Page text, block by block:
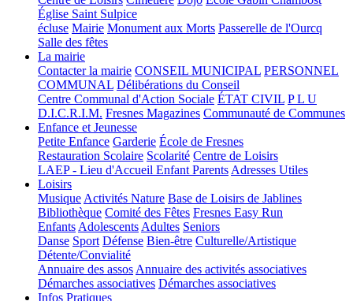
Église Saint Sulpice
écluse Mairie Monument aux Morts Passerelle de l'Ourcq
Salle des fêtes
La mairie
Contacter la mairie CONSEIL MUNICIPAL PERSONNEL
COMMUNAL Délibérations du Conseil
Centre Communal d'Action Sociale ÉTAT CIVIL P L U
D.I.C.R.I.M. Fresnes Magazines Communauté de Communes
Enfance et Jeunesse
Petite Enfance Garderie École de Fresnes
Restauration Scolaire Scolarité Centre de Loisirs
LAEP - Lieu d'Accueil Enfant Parents Adresses Utiles
Loisirs
Musique Activités Nature Base de Loisirs de Jablines
Bibliothèque Comité des Fêtes Fresnes Easy Run
Enfants Adolescents Adultes Seniors
Danse Sport Défense Bien-être Culturelle/Artistique
Détente/Convialité
Annuaire des assos Annuaire des activités associatives
Démarches associatives Démarches associatives
Infos Pratiques